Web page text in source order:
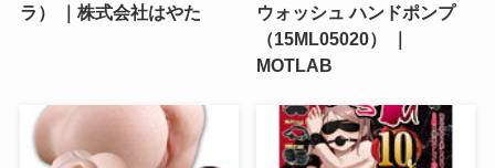
ラ） ｜株式会社はやた
ウォッシュ ハンドポンプ
（15ML05020） ｜
MOTLAB